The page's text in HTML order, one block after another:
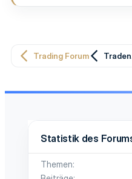
Trading Forum
Statistik des
Themen